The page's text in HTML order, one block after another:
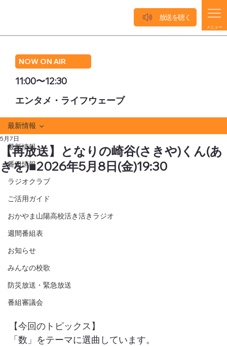
NOW ON AIR
11:00〜12:30
エンタメ・ライフウェーブ
メニュー
放送を聴く
最新情報
番組情報
ラジオクラブ
ご活用ガイド
おかやま山陽高校活き活きラジオ
週間番組表
お知らせ
みんなの校歌
防災放送・緊急放送
番組審議会
最新情報
【再放送】となりの崎谷(さきや)くん(あ
きを)■2026年5月8日(金)19:30
5月7日
【今回のトピックス】
「数」をテーマに選曲しています。